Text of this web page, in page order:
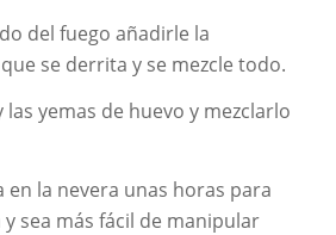
del fuego añadirle la
se derrita y se mezcle todo.
las yemas de huevo y mezclarlo
en la nevera unas horas para
sea más fácil de manipular